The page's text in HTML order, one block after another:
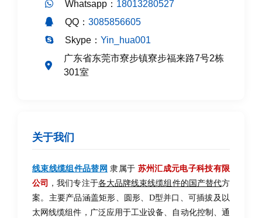
Whatsapp： 18013280527
QQ： 3085856605
Skype： Yin_hua001
广东省东莞市寮步镇寮步福来路7号2栋
301室
关于我们
线束线缆组件品替网 隶属于 苏州汇成元电子科技有限
公司
，我们专注于各大品牌线束线缆组件的国产替代方
案。主要产品涵盖矩形、圆形、D型并口、可插拔及以
太网线缆组件，广泛应用于工业设备、自动化控制、通